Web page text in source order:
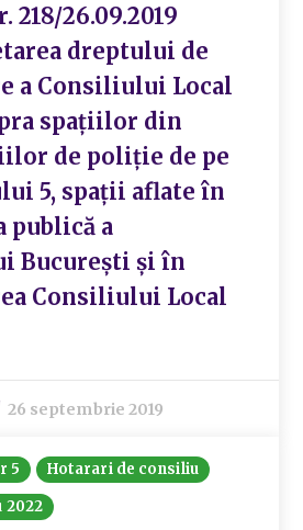
218/26.09.2019
dreptului de
a Consiliului Local
spațiilor din
de poliție de pe
5, spații aflate în
publică a
București și în
Consiliului Local
26 septembrie 2019
5
Hotarari de consiliu
2022